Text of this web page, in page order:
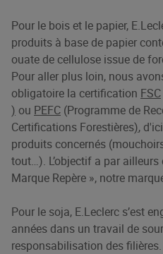
Pour le bois et le papier,
produits à base de papier
ouate de cellulose issue de
Pour aller plus loin, nous
obligatoire la certification FSC
) ou PEFC (Programme de
Certifications Forestières),
produits concernés
tout…). L’objectif a par
Marque Repère », notre
Pour le soja, E.Leclerc s’est
années dans un travail de
responsabilisation des filières.